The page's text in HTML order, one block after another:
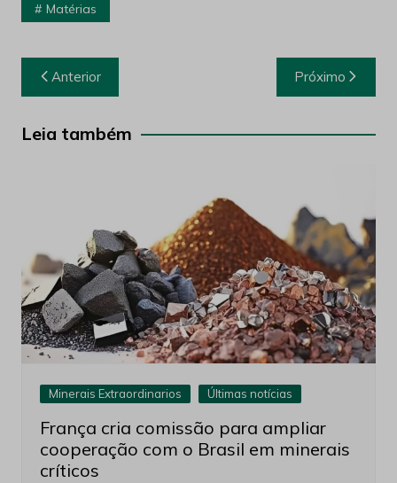
Matérias
Navegação
de
Post
Anterior Próximo
Leia também
Minerais Extraordinarios Últimas notícias
França cria comissão para ampliar
cooperação com o Brasil em minerais
críticos